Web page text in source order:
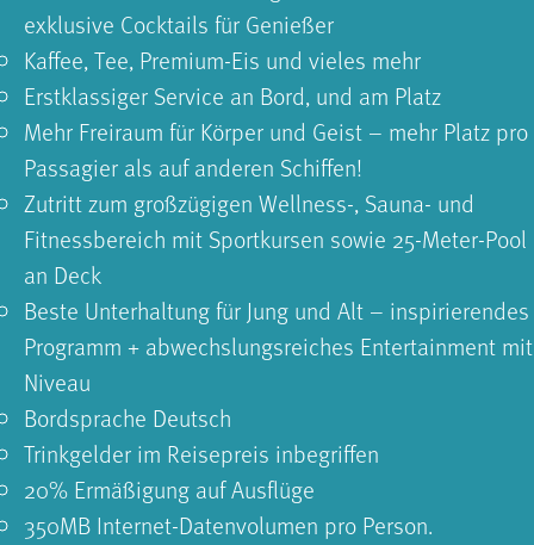
exklusive Cocktails für Genießer
Kaffee, Tee, Premium-Eis und vieles mehr
Erstklassiger Service an Bord, und am Platz
Mehr Freiraum für Körper und Geist – mehr Platz pro
Passagier als auf anderen Schiffen!
Zutritt zum großzügigen Wellness-, Sauna- und
Fitnessbereich mit Sportkursen sowie 25-Meter-Pool
an Deck
Beste Unterhaltung für Jung und Alt – inspirierendes
Programm + abwechslungsreiches Entertainment mit
Niveau
Bordsprache Deutsch
Trinkgelder im Reisepreis inbegriffen
20% Ermäßigung auf Ausflüge
350MB Internet-Datenvolumen pro Person.